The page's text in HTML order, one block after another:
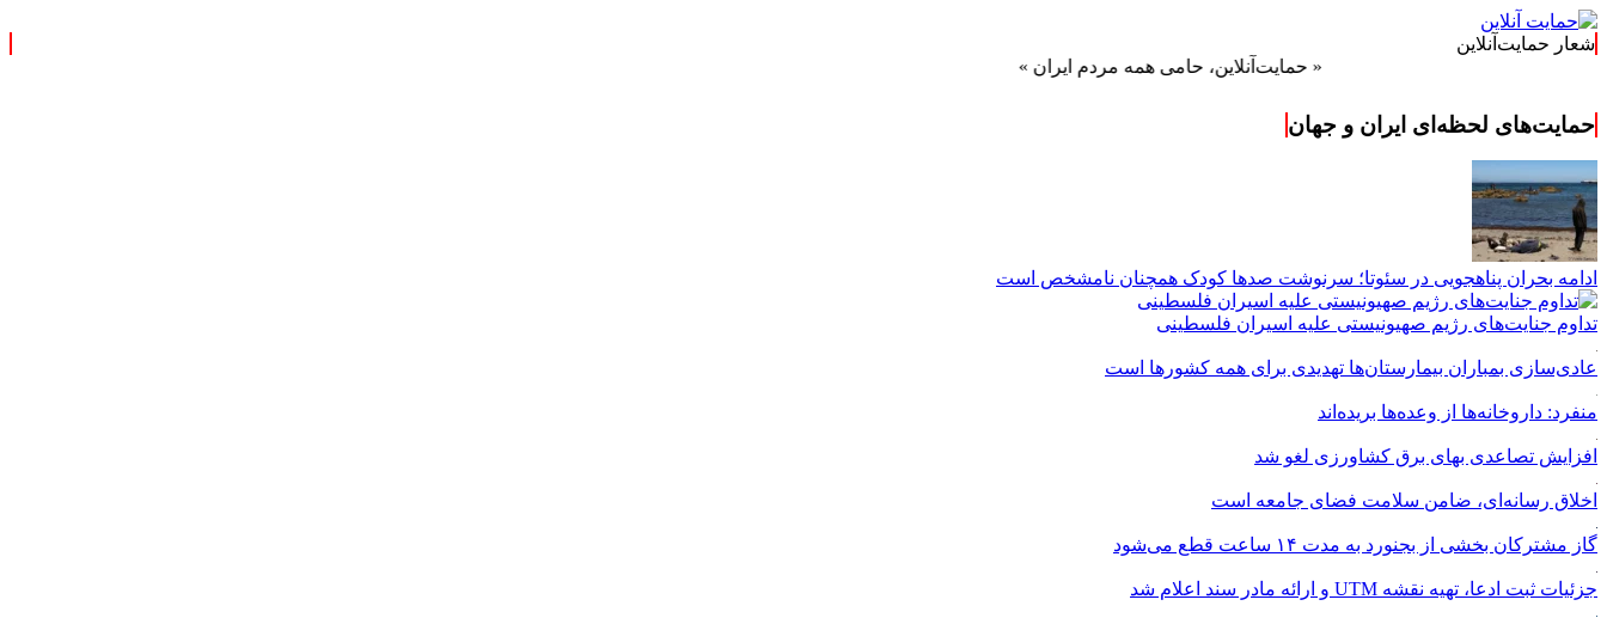
شعار حمایت‌آنلاین
« حمایت‌آنلاین، حامی همه مردم ایران »
حمایت‌های لحظه‌ای ایران و جهان
ادامه بحران پناهجویی در سئوتا؛ سرنوشت صدها کودک همچنان نامشخص است
تداوم جنایت‌های رژیم صهیونیستی علیه اسیران فلسطینی
عادی‌سازی بمباران بیمارستان‌ها تهدیدی برای همه کشورها است
منفرد: داروخانه‌ها از وعده‌ها بریده‌اند
افزایش تصاعدی بهای برق کشاورزی لغو شد
اخلاق رسانه‌ای، ضامن سلامت فضای جامعه است
گاز مشترکان بخشی از بجنورد به مدت ۱۴ ساعت قطع می‌شود
جزئیات ثبت ادعا، تهیه نقشه UTM و ارائه مادر سند اعلام شد